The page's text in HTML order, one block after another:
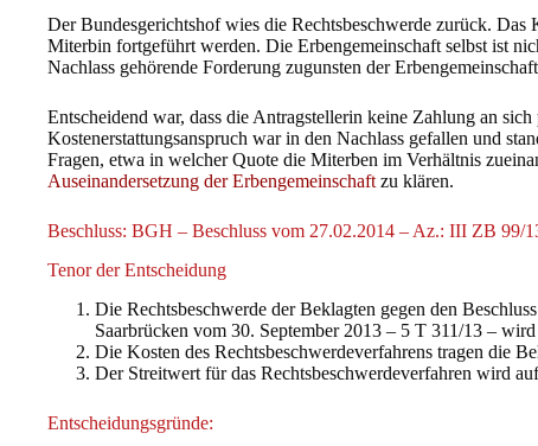
Der Bundesgerichtshof wies die Rechtsbeschwerde zurück. Das
Miterbin fortgeführt werden. Die Erbengemeinschaft selbst ist
Nachlass gehörende Forderung zugunsten der
Entscheidend war, dass die Antragstellerin keine Zahlung an
Kostenerstattungsanspruch war in den Nachlass gefallen und
Fragen, etwa in welcher Quote die Miterben im Verhältnis
Auseinandersetzung der Erbengemeinschaft zu klären.
Beschluss: BGH – Beschluss vom 27.02.2014 – Az.: III ZB 99/
Tenor der Entscheidung
Die Rechtsbeschwerde der Beklagten gegen den
Saarbrücken vom 30. September 2013 – 5 T 311/13 –
Die Kosten des Rechtsbeschwerdeverfahrens tragen die
Der Streitwert für das Rechtsbeschwerdeverfahren wird
Entscheidungsgründe: